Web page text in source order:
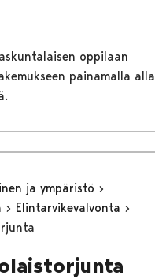
oppilaan
painamalla alla
ja ympäristö
Elintarvikevalvonta